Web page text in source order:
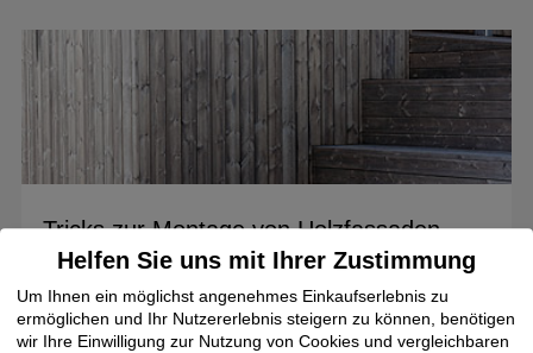
Tricks zur Montage von Holzfassaden
Eine Holzverkleidung für Fassaden zu montieren, ist aktiver
speichert es....
Helfen Sie uns mit Ihrer Zustimmung
Um Ihnen ein möglichst angenehmes Einkaufserlebnis zu
ermöglichen und Ihr Nutzererlebnis steigern zu können, benötigen
wir Ihre Einwilligung zur Nutzung von Cookies und vergleichbaren